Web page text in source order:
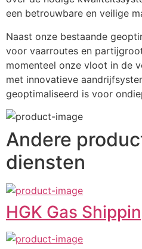
een betrouwbare en veilige
Naast onze bestaande
voor vaarroutes en
momenteel onze vloot in de
met innovatieve
geoptimaliseerd is voor
Andere
diensten
HGK Gas